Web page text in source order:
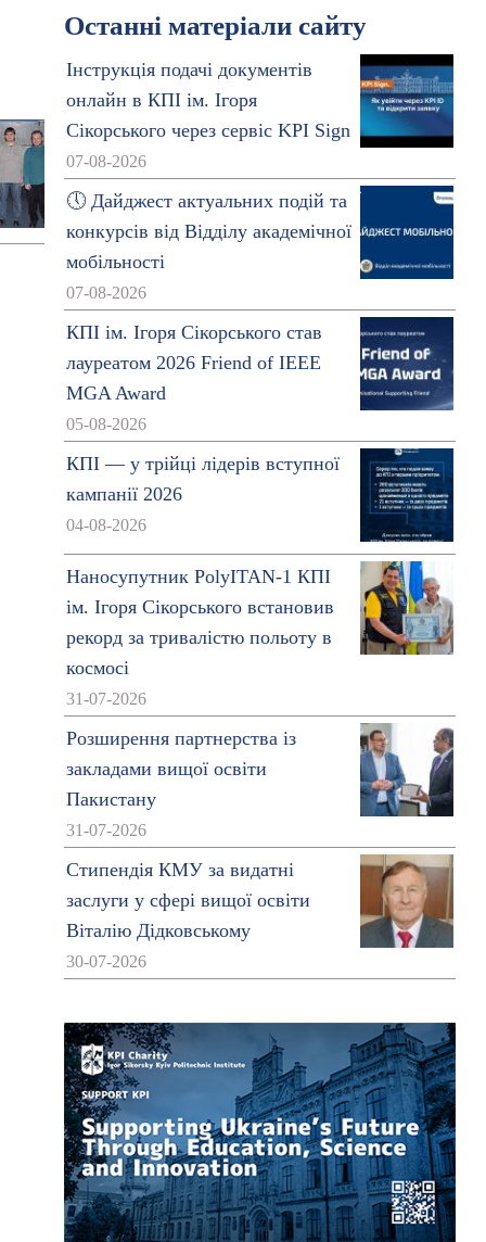
Останні матеріали сайту
Інструкція подачі документів
онлайн в КПІ ім. Ігоря
Сікорського через сервіс KPI Sign
07-08-2026
🕔 Дайджест актуальних подій та
конкурсів від Відділу академічної
мобільності
07-08-2026
КПІ ім. Ігоря Сікорського став
лауреатом 2026 Friend of IEEE
MGA Award
05-08-2026
КПІ — у трійці лідерів вступної
кампанії 2026
04-08-2026
Наносупутник PolyITAN-1 КПІ
ім. Ігоря Сікорського встановив
рекорд за тривалістю польоту в
космосі
31-07-2026
Розширення партнерства із
закладами вищої освіти
Пакистану
31-07-2026
Стипендія КМУ за видатні
заслуги у сфері вищої освіти
Віталію Дідковському
30-07-2026